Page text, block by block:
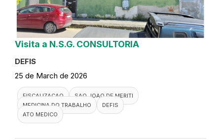
Visita a N.S.G. CONSULTORIA
DEFIS
25 de March de 2026
FISCALIZACAO
SAO JOAO DE MERITI
MEDICINA DO TRABALHO
DEFIS
ATO MEDICO